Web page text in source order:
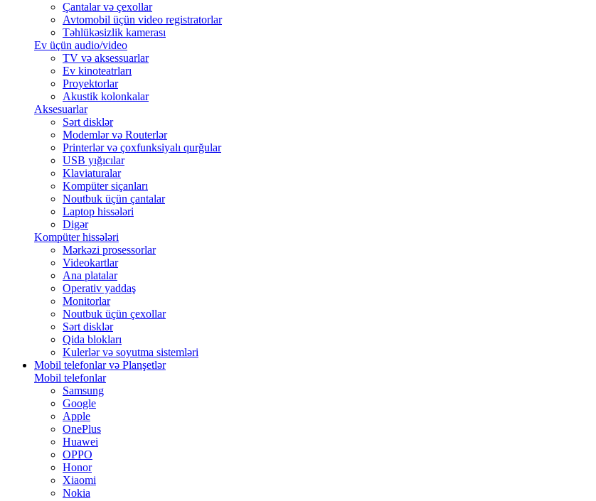
Çantalar və çexollar
Avtomobil üçün video registratorlar
Təhlükəsizlik kamerası
Ev üçün audio/video
TV və aksessuarlar
Ev kinoteatrları
Proyektorlar
Akustik kolonkalar
Aksesuarlar
Sərt disklər
Modemlər və Routerlər
Printerlər və çoxfunksiyalı qurğular
USB yığıcılar
Klaviaturalar
Kompüter siçanları
Noutbuk üçün çantalar
Laptop hissələri
Digər
Kompüter hissələri
Mərkəzi prosessorlar
Videokartlar
Ana platalar
Operativ yaddaş
Monitorlar
Noutbuk üçün çexollar
Sərt disklər
Qida blokları
Kulerlər və soyutma sistemləri
Mobil telefonlar və Planşetlər
Mobil telefonlar
Samsung
Google
Apple
OnePlus
Huawei
OPPO
Honor
Xiaomi
Nokia